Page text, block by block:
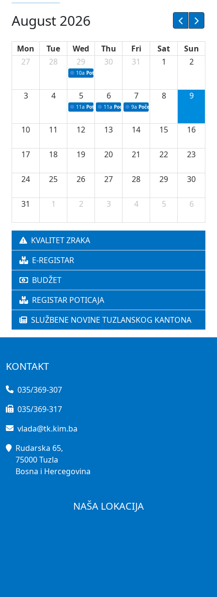
August 2026
Mon Tue Wed Thu Fri Sat
Sun
27
28 29
10a Potpisivanje ugovora sa neprofitnim
30 31 1 2
3 4 5
11a Potpisivanje ugovora o stipendijama za
6
11a Podrška razvoju vodne infrastrukture u
7
9a Početak izgradnje nove
8 9
10 11 12 13 14 15 16
17 18 19 20 21 22 23
24 25 26 27 28 29 30
31 1 2 3 4 5 6
KVALITET ZRAKA
E-REGISTAR
BUDŽET
REGISTAR POTICAJA
SLUŽBENE NOVINE TUZLANSKOG KANTONA
KONTAKT
035/369-307
035/369-317
vlada@tk.kim.ba
Rudarska 65,
75000 Tuzla
Bosna i Hercegovina
NAŠA LOKACIJA